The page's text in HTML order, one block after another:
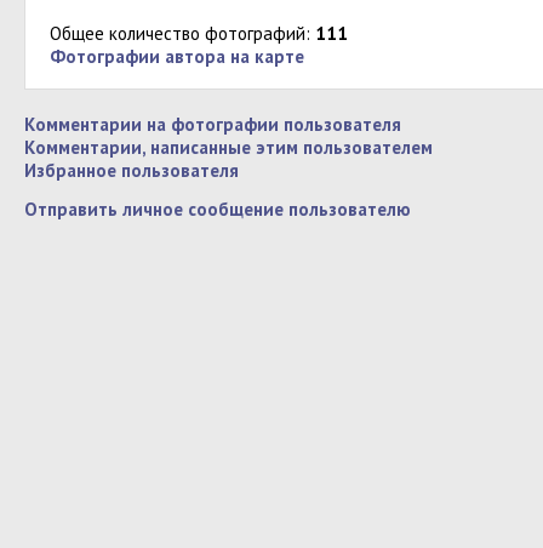
Общее количество фотографий: 111
Фотографии автора на карте
Комментарии на фотографии пользователя
Комментарии, написанные этим пользователем
Избранное пользователя
Отправить личное сообщение пользователю